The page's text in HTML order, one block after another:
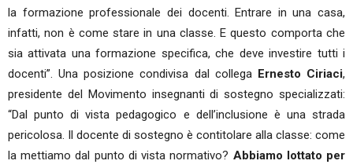
la formazione professionale dei docenti. Entrare in una casa,
infatti, non è come stare in una classe. E questo comporta che
sia attivata una formazione specifica, che deve investire tutti i
docenti”. Una posizione condivisa dal collega Ernesto Ciriaci,
presidente del Movimento insegnanti di sostegno specializzati:
“Dal punto di vista pedagogico e dell’inclusione è una strada
pericolosa. Il docente di sostegno è contitolare alla classe: come
la mettiamo dal punto di vista normativo? Abbiamo lottato per